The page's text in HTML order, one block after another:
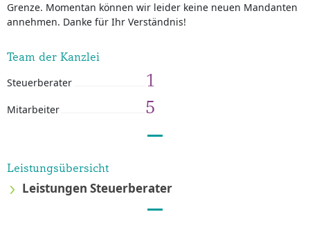
Grenze. Momentan können wir leider keine neuen Mandanten
annehmen. Danke für Ihr Verständnis!
Team der Kanzlei
Steuerberater 1
Mitarbeiter 5
Leistungsübersicht
Leistungen Steuerberater